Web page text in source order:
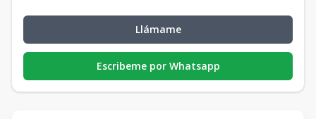
Llámame
Escribeme por Whatsapp